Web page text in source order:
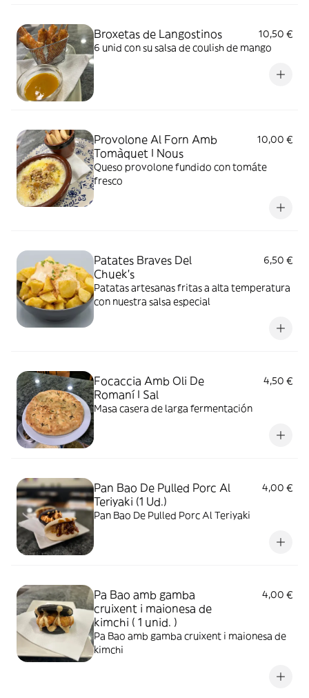
Broxetas de Langostinos
10,50 €
6 unid con su salsa de coulish de mango
Provolone Al Forn Amb
Tomàquet I Nous
10,00 €
Queso provolone fundido con tomáte
fresco
Patates Braves Del
Chuek's
6,50 €
Patatas artesanas fritas a alta temperatura
con nuestra salsa especial
Focaccia Amb Oli De
Romaní I Sal
4,50 €
Masa casera de larga fermentación
Pan Bao De Pulled Porc Al
Teriyaki (1 Ud.)
4,00 €
Pan Bao De Pulled Porc Al Teriyaki
Pa Bao amb gamba
cruixent i maionesa de
kimchi ( 1 unid. )
4,00 €
Pa Bao amb gamba cruixent i maionesa de
kimchi